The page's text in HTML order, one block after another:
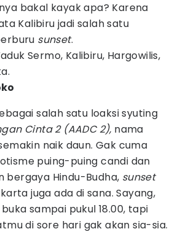
bakal kayak apa? Karena
Kalibiru jadi salah satu
sunset.
Sermo, Kalibiru, Hargowilis,
salah satu loaksi syuting
Cinta 2 (AADC 2), nama
naik daun. Gak cuma
puing-puing candi dan
bergaya Hindu-Budha, sunset
juga ada di sana. Sayang,
sampai pukul 18.00, tapi
di sore hari gak akan sia-sia.